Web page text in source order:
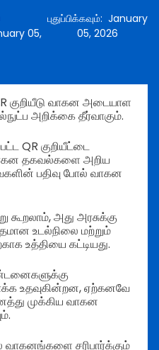
05,
புதுப்பிக்கவும்: January
05, 2026
குறியீடு வாகன அடையாள
அறிக்கை தீர்வாகும்.
QR குறியீட்டை
தகவல்களை அறிய
பதிவு போல் வாகன
அது அரசுக்கு
உடல்நிலை மற்றும்
உத்தியை கட்டியது.
உதவுகின்றன, ஏற்கனவே
முக்கிய வாகன
வாகனங்களை சரிபார்க்கும்